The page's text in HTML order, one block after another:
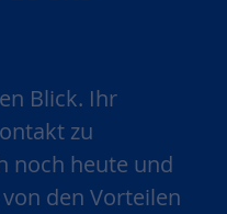
Blick. Ihr
zu
noch heute und
den Vorteilen